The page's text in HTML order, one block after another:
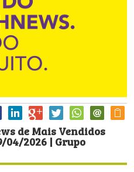
de Mais Vendidos
04/2026 | Grupo